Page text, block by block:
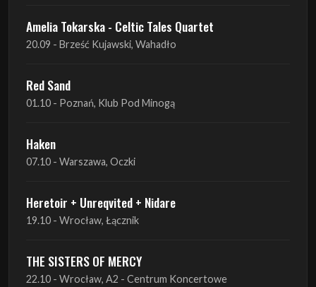
Red Sand
Haken
Heretoir + Unreqvited + Nidare
THE SISTERS OF MERCY
22.10 - Wrocław, A2 - Centrum Koncertowe
THE SISTERS OF MERCY